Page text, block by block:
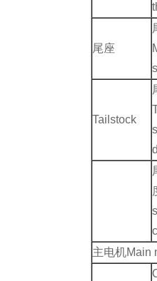
尾座
Tailstock
主电机Main